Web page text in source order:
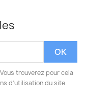
trouverez pour cela
d'utilisation du site.